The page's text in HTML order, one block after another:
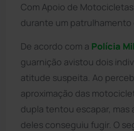
Com Apoio de
durante um patrulhamento
De acordo com a Polícia
guarnição avistou dois
atitude suspeita. Ao
aproximação das
dupla tentou escapar, mas
deles conseguiu fugir. O